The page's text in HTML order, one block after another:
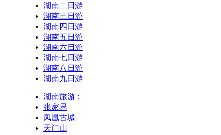
湖南二日游
湖南三日游
湖南四日游
湖南五日游
湖南六日游
湖南七日游
湖南八日游
湖南九日游
湖南旅游：
张家界
凤凰古城
天门山